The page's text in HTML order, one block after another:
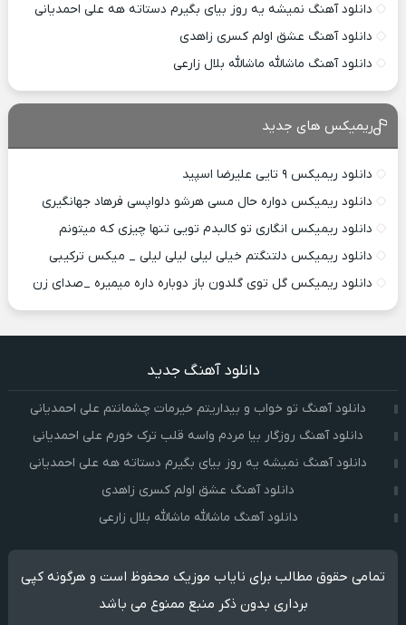
دانلود آهنگ نمیشه یه روز بیای بگیرم دستاته هه علی احمدیانی
دانلود آهنگ عشق اولم کسری زاهدی
دانلود آهنگ ماشالله ماشالله بلال زارعی
ریمیکس های جدید
دانلود ریمیکس ۹ تایی علیرضا اسپید
دانلود ریمیکس دواره حال مسی هرشو دلواپسی فرهاد جهانگیری
دانلود ریمیکس انگاری تو کالبدم تویی تنها چیزی که میتونم
دانلود ریمیکس دلتنگتم خیلی لیلی لیلی لیلی _ میکس ترکیبی
دانلود ریمیکس گل توی گلدون باز دوباره داره میمیره _صدای زن
دانلود آهنگ جدید
دانلود آهنگ تو خواب و بیداریتم خیرمات چشمانتم علی احمدیانی
دانلود آهنگ روزگار بیا مردم واسه قلب ترک خورم علی احمدیانی
دانلود آهنگ نمیشه یه روز بیای بگیرم دستاته هه علی احمدیانی
دانلود آهنگ عشق اولم کسری زاهدی
دانلود آهنگ ماشالله ماشالله بلال زارعی
تمامی حقوق مطالب برای نایاب موزیک محفوظ است و هرگونه کپی
برداری بدون ذکر منبع ممنوع می باشد